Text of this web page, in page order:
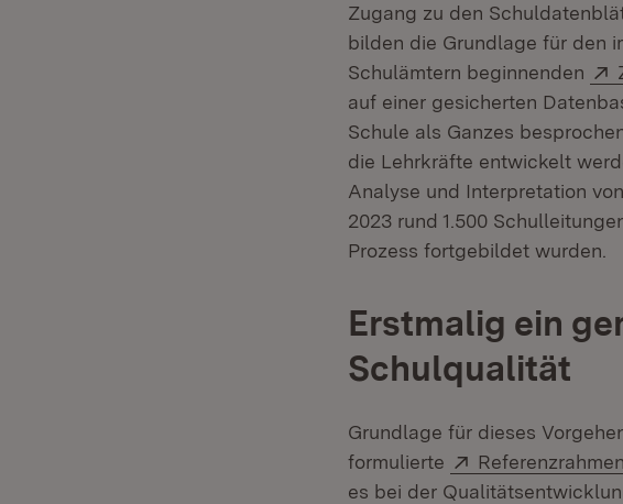
Zugang zu den
bilden die Grundlage für den
Schulämtern beginnenden
auf einer gesicherten
Schule als Ganzes
die Lehrkräfte entwickelt
Analyse und Interpretation
2023 rund 1.500
Prozess fortgebildet wurden.
Erstmalig ein
Schulqualität
Grundlage für dieses
formulierte
Extern:
es bei der